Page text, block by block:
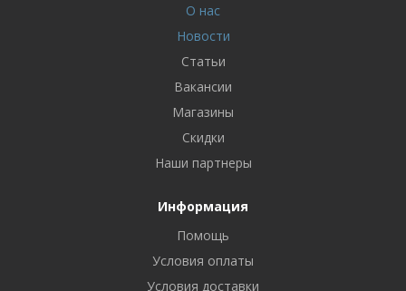
О нас
Новости
Статьи
Вакансии
Магазины
Скидки
Наши партнеры
Информация
Помощь
Условия оплаты
Условия доставки